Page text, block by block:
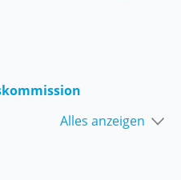
Alles anzeigen